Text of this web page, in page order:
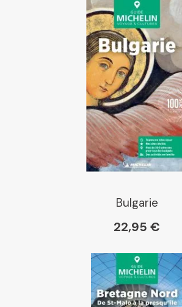
Kleber
Place des
E Leclerc
Bulgarie
22,95 €